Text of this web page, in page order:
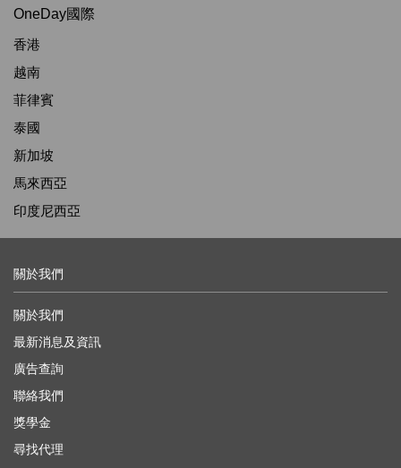
OneDay國際
香港
越南
菲律賓
泰國
新加坡
馬來西亞
印度尼西亞
關於我們
關於我們
最新消息及資訊
廣告查詢
聯絡我們
獎學金
尋找代理